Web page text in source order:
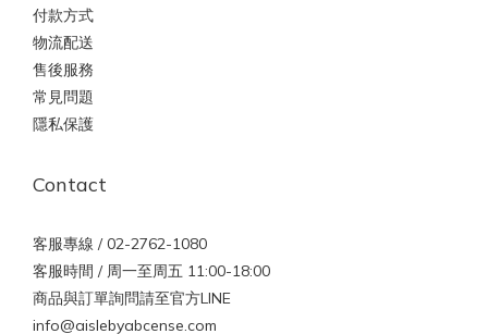
付款方式
物流配送
售後服務
常見問題
隱私保護
Contact
客服專線 / 02-2762-1080
客服時間 / 周一至周五 11:00-18:00
商品與訂單詢問請至官方LINE
info@aislebyabcense.com